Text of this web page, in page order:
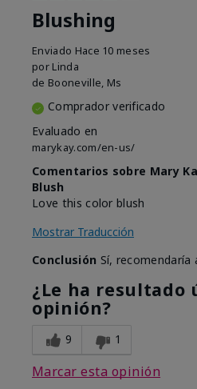
Blushing
Enviado Hace 10 meses
por Linda
de Booneville, Ms
Comprador verificado
Evaluado en
marykay.com/en-us/
Comentarios sobre Mary
Blush
Love this color blush
Mostrar Traducción
Conclusión Sí, recomendaría
¿Le ha resultado
opinión?
9 1
Marcar esta opinión